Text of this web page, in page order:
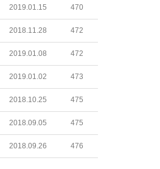
2019.01.15 470
2018.11.28 472
2019.01.08 472
2019.01.02 473
2018.10.25 475
2018.09.05 475
2018.09.26 476